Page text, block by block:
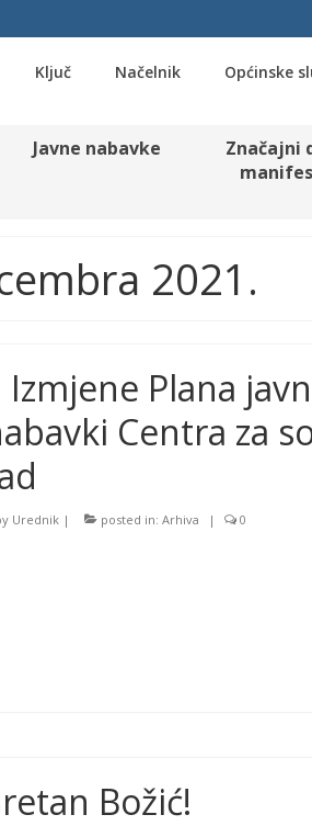
Ključ Načelnik Općinske
Javne nabavke
Značajni
2021.
Izmjene Plana
Centra za
Urednik| posted in: Arhiva | 0
Božić!